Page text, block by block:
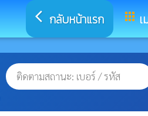
arrow_back_ios กลับหน้าแรก apps